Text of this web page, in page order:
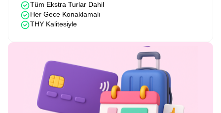
Tüm Ekstra Turlar Dahil
Her Gece Konaklamalı
THY Kalitesiyle